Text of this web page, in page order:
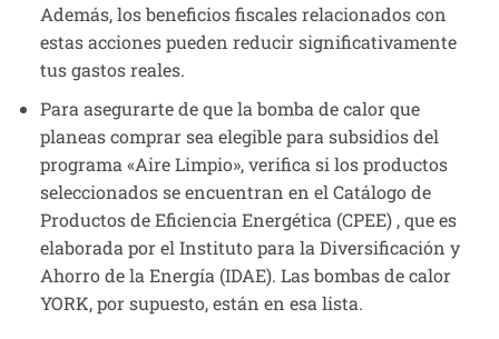
Además, los beneficios fiscales relacionados con
estas acciones pueden reducir significativamente
tus gastos reales.
Para asegurarte de que la bomba de calor que
planeas comprar sea elegible para subsidios del
programa «Aire Limpio», verifica si los productos
seleccionados se encuentran en el Catálogo de
Productos de Eficiencia Energética (CPEE) , que es
elaborada por el Instituto para la Diversificación y
Ahorro de la Energía (IDAE). Las bombas de calor
YORK, por supuesto, están en esa lista.